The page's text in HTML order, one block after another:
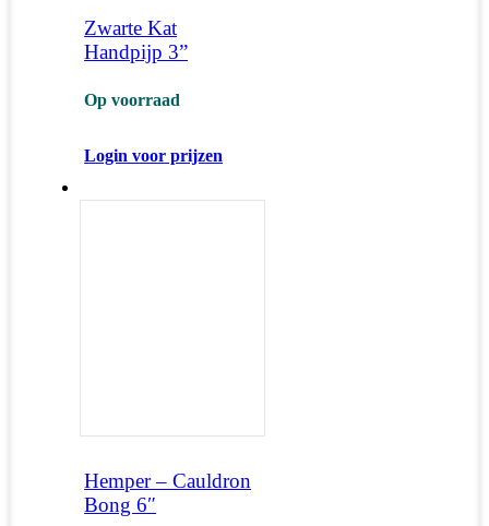
Zwarte Kat
Handpijp 3”
Op voorraad
Login voor prijzen
Hemper – Cauldron
Bong 6″